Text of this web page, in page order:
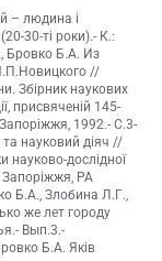
– людина і
30-ті роки).- К.:
Бровко Б.А. Из
//
Збірник наукових
присвяченій 145-
1992.- С.3-
науковий діяч //
науково-дослідної
Запоріжжя, РА
Б.А., Злобина Л.Г.,
же лет городу
Вып.3.-
Б.А. Яків